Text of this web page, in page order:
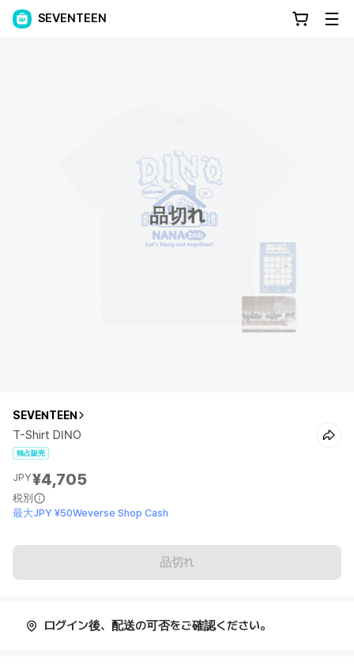
SEVENTEEN
品切れ
SEVENTEEN
T-Shirt DINO
独占販売
JPY¥4,705
税別
最大JPY ¥50Weverse Shop Cash
品切れ
ログイン後、配送の可否をご確認ください。